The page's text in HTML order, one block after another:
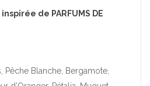
de PARFUMS DE
Pêche Blanche, Bergamote,